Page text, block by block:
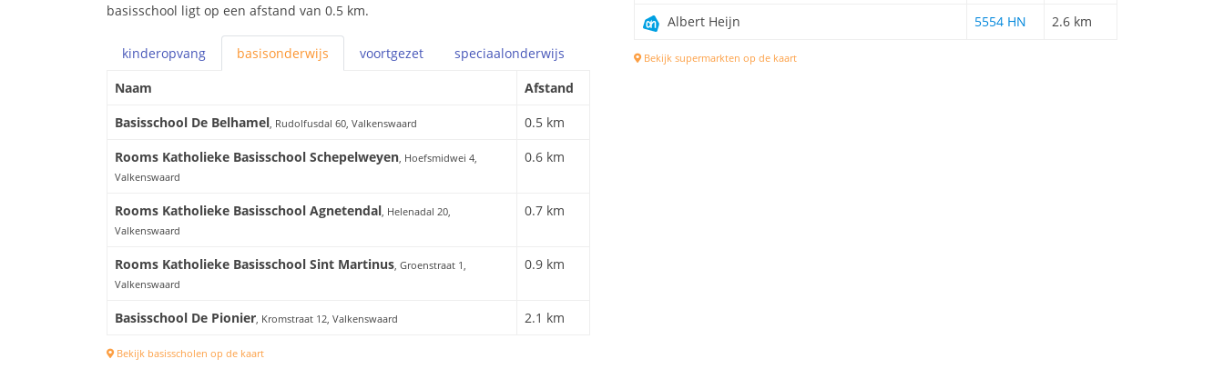
basisschool ligt op een afstand van 0.5 km.
kinderopvang basisonderwijs voortgezet speciaalonderwijs
Naam
Afstand
Basisschool De Belhamel, Rudolfusdal 60, Valkenswaard
0.5 km
Rooms Katholieke Basisschool Schepelweyen, Hoefsmidwei 4,
Valkenswaard
0.6 km
Rooms Katholieke Basisschool Agnetendal, Helenadal 20,
Valkenswaard
0.7 km
Rooms Katholieke Basisschool Sint Martinus, Groenstraat 1,
Valkenswaard
0.9 km
Basisschool De Pionier, Kromstraat 12, Valkenswaard 2.1 km
Bekijk basisscholen op de kaart
Albert Heijn 5554 HN 2.6 km
Bekijk supermarkten op de kaart